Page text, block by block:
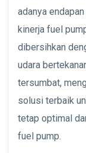
adanya
kinerja fuel
dibersihkan
udara
tersumbat,
solusi terbaik
tetap optimal
fuel pump.